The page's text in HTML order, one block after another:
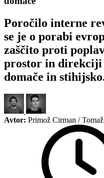
Poročilo interne
se je o porabi
zaščito proti
prostor in direkciji
domače in
Avtor: Primož Cirman /